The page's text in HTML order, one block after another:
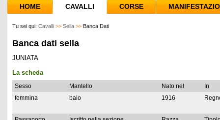
HOME CAVALLI CORSE
Tu sei qui: Cavalli >> Sella >> Banca Dati
Banca dati sella
JUNIATA
La scheda
Sesso Mantello Nato nel
In
femmina
baio 1916